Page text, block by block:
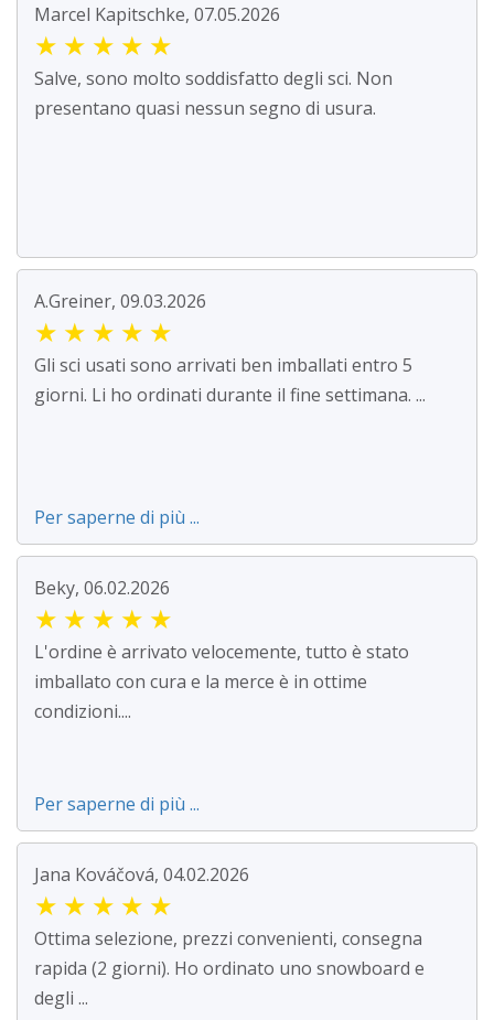
Marcel Kapitschke, 07.05.2026
★ ★ ★ ★ ★
Salve, sono molto soddisfatto degli sci. Non
presentano quasi nessun segno di usura.
A.Greiner, 09.03.2026
★ ★ ★ ★ ★
Gli sci usati sono arrivati ben imballati entro 5
giorni. Li ho ordinati durante il fine settimana. ...
Per saperne di più ...
Beky, 06.02.2026
★ ★ ★ ★ ★
L'ordine è arrivato velocemente, tutto è stato
imballato con cura e la merce è in ottime
condizioni....
Per saperne di più ...
Jana Kováčová, 04.02.2026
★ ★ ★ ★ ★
Ottima selezione, prezzi convenienti, consegna
rapida (2 giorni). Ho ordinato uno snowboard e
degli ...